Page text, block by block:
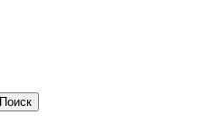
Поиск